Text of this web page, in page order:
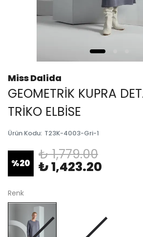
Miss Dalida
GEOMETRİK KUPRA
TRİKO ELBİSE
Ürün Kodu: T23K-4003-Gri-1
%20
₺ 1,779.00
₺ 1,423.20
Renk